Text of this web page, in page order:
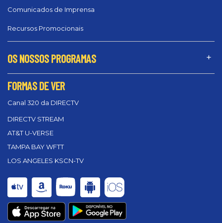
Comunicados de Imprensa
Recursos Promocionais
OS NOSSOS PROGRAMAS
FORMAS DE VER
Canal 320 da DIRECTV
DIRECTV STREAM
AT&T U-VERSE
TAMPA BAY WFTT
LOS ANGELES KSCN-TV